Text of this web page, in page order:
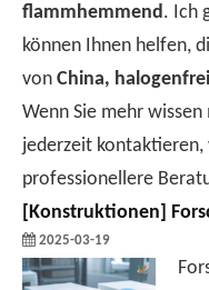
flammhemmend. Ich
können Ihnen helfen,
von China,
Wenn Sie mehr
jederzeit
professionellere
Konstruktionen
2025-03-19